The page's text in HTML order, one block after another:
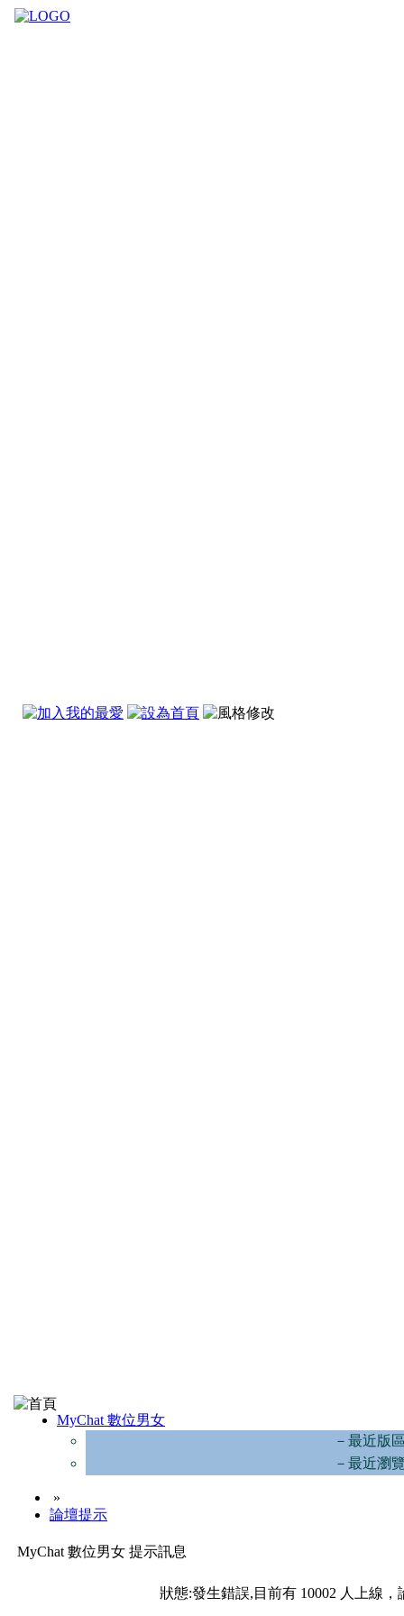
MyChat 數位男女
－最近版
－最近瀏
»
論壇提示
MyChat 數位男女 提示訊息
狀態:發生錯誤,目前有 10002 人上線